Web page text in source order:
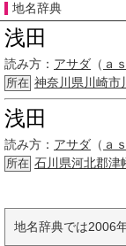
地名辞典
浅田
読み方： アサダ （ ａ
所在 神奈川県 川崎市
浅田
読み方： アサダ （ ａ
所在 石川県河北郡津
地名辞典では2006